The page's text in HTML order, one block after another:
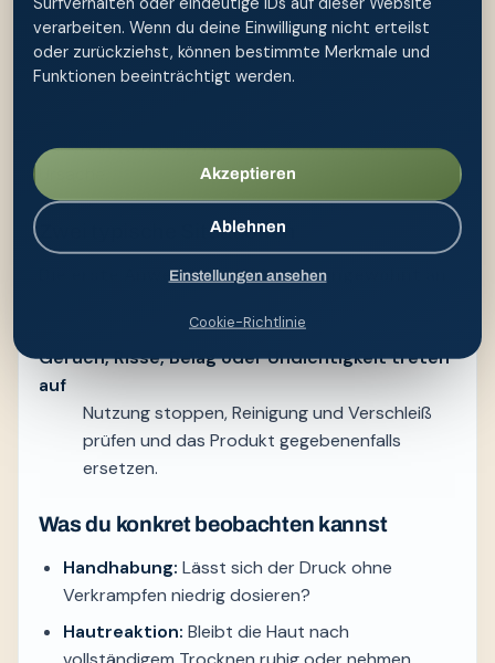
verarbeiten. Wenn du deine Einwilligung nicht erteilst
oder zurückziehst, können bestimmte Merkmale und
Funktionen beeinträchtigt werden.
Akzeptieren
Ablehnen
Einstellungen ansehen
Cookie-Richtlinie
eigenständige Nutzen liegt in der Situation
„mybidet Bewertungen“: Leserinnen und Leser
sollen erkennen, was zur äußeren Hygiene gehört,
welche Vorbereitung den Ablauf erleichtert und an
dabei ein Werkzeug, nicht die Antwort auf jede
Zwei typische Situationen
Die erste Anwendung fühlt sich ungewohnt an
üben; mehr Druck ist kein Qualitätsmerkmal.
Geruch, Risse, Belag oder Undichtigkeit treten
auf
Nutzung stoppen, Reinigung und Verschleiß
prüfen und das Produkt gegebenenfalls
ersetzen.
Was du konkret beobachten kannst
Handhabung: Lässt sich der Druck ohne
Verkrampfen niedrig dosieren?
Hautreaktion: Bleibt die Haut nach